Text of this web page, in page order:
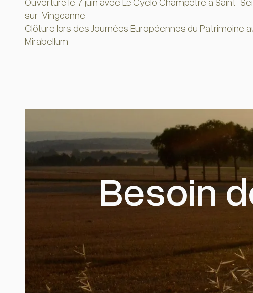
sur-Vingeanne
Clôture lors des Journées Européennes du Patrimoine
Mirabellum
Besoin